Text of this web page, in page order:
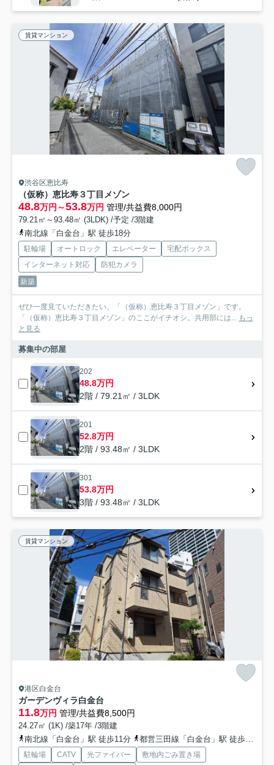
賃貸マンション
渋谷区恵比寿
（仮称）恵比寿３丁目メゾン
48.8万円～53.8万円 管理/共益費8,000円
79.21㎡～93.48㎡ (3LDK) /予定 /3階建
南北線「白金台」駅 徒歩18分
駐輪場 オートロック エレベーター
宅配ボックス
インターネット対応
防犯カメラ
新築
ぜひ一度見ていただきたい、「（仮称）恵比寿３丁目メゾン」です。
「（仮称）恵比寿３丁目メゾン」のここがイチオシ。共用部には... もっ
と見る
募集中の部屋
202
48.8万円
2階 / 79.21㎡ / 3LDK
201
52.8万円
2階 / 93.48㎡ / 3LDK
301
53.8万円
3階 / 93.48㎡ / 3LDK
賃貸マンション
港区白金台
ガーデンヴィラ白金台
11.8万円 管理/共益費8,500円
24.27㎡ (1K) /築17年 /3階建
南北線「白金台」駅 徒歩11分
都営三田線「白金台」駅 徒歩11分
駐輪場 CATV 光ファイバー
敷地内ごみ置き場